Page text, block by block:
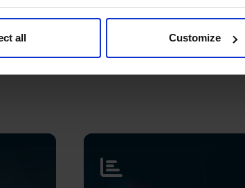
all Customize
der Pharma- und Gesundheitsbranche. So sind
können aber auch agil auf